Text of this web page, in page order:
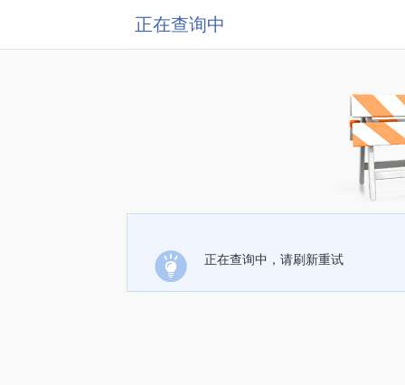
正在查询中
正在查询中，请刷新重试